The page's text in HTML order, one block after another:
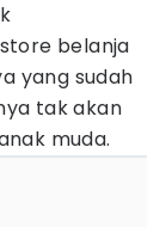
belanja
yang sudah
tak akan
muda.